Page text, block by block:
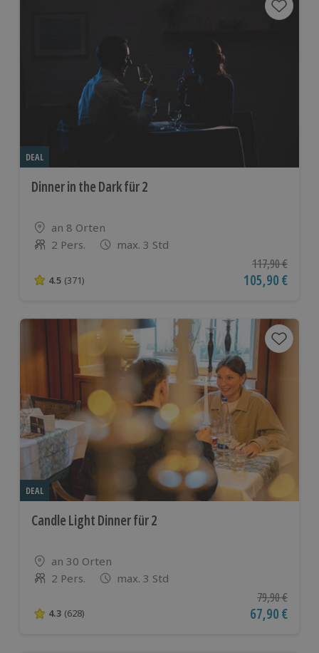
DEAL
Dinner in the Dark für 2
Standort
an 8 Orten
Anzahl der Teilnehmer
2 Pers. max. 3 Std
4.5 von 5 Sternen basierend auf 371 Bewertungen
4.5 (371)
Ursprünglicher
117,90 €
Aktueller Preis
105,90 €
DEAL
Candle Light Dinner für 2
Standort
an 30 Orten
Anzahl der Teilnehmer
2 Pers. max. 3 Std
4.3 von 5 Sternen basierend auf 628 Bewertungen
4.3 (628)
79,90 €
Aktueller
67,90 €